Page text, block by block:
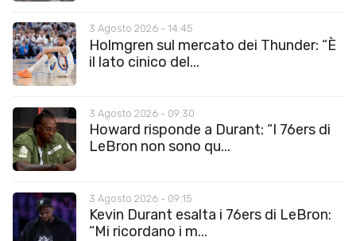
3 Agosto 2026 - 14:45
Holmgren sul mercato dei Thunder: “È
il lato cinico del...
3 Agosto 2026 - 09:30
Howard risponde a Durant: “I 76ers di
LeBron non sono qu...
3 Agosto 2026 - 09:15
Kevin Durant esalta i 76ers di LeBron:
“Mi ricordano i m...